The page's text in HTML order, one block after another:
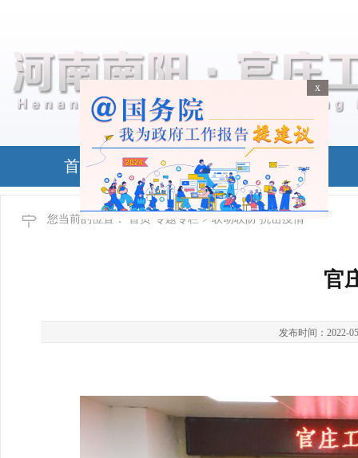
x
首页 政务公开
您当前的位置： 首页 专题专栏 > 联动联防 抗击疫情
官
发布时间：2022-
x